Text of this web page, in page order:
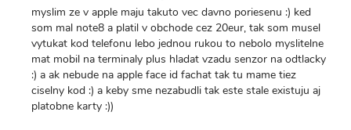
myslim ze v apple maju takuto vec davno poriesenu :) ked
som mal note8 a platil v obchode cez 20eur, tak som musel
vytukat kod telefonu lebo jednou rukou to nebolo myslitelne
mat mobil na terminaly plus hladat vzadu senzor na odtlacky
:) a ak nebude na apple face id fachat tak tu mame tiez
ciselny kod :) a keby sme nezabudli tak este stale existuju aj
platobne karty :))